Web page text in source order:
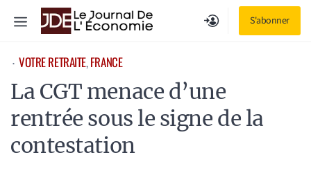
S'abonner
Menu
⋅ VOTRE RETRAITE, FRANCE
La CGT menace d’une
rentrée sous le signe de la
contestation